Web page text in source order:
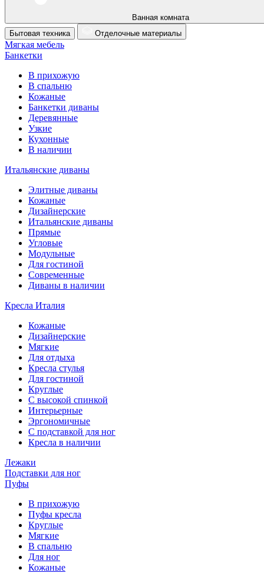
Ванная комната
Бытовая техника
Отделочные материалы
Мягкая мебель
Банкетки
В прихожую
В спальню
Кожаные
Банкетки диваны
Деревянные
Узкие
Кухонные
В наличии
Итальянские диваны
Элитные диваны
Кожаные
Дизайнерские
Итальянские диваны
Прямые
Угловые
Модульные
Для гостиной
Современные
Диваны в наличии
Кресла Италия
Кожаные
Дизайнерские
Мягкие
Для отдыха
Кресла стулья
Для гостиной
Круглые
С высокой спинкой
Интерьерные
Эргономичные
С подставкой для ног
Кресла в наличии
Лежаки
Подставки для ног
Пуфы
В прихожую
Пуфы кресла
Круглые
Мягкие
В спальню
Для ног
Кожаные